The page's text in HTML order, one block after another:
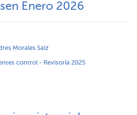
Enero 2026
Morales Saiz
control - Revisoría 2025